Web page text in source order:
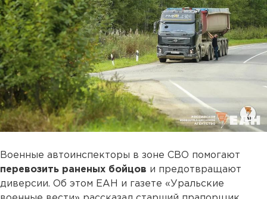
Военные автоинспекторы в зоне СВО помогают
перевозить раненых бойцов и предотвращают
диверсии. Об этом ЕАН и газете «Уральские